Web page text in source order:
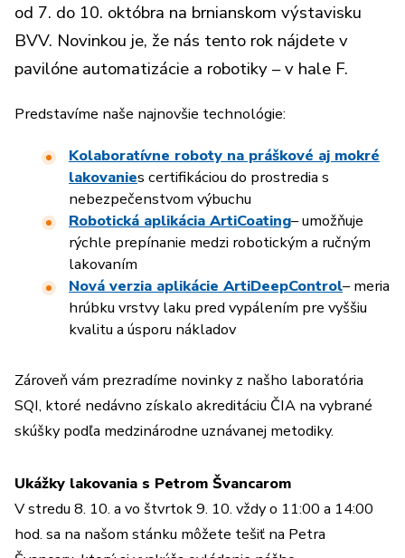
od 7. do 10. októbra na brnianskom výstavisku
BVV. Novinkou je, že nás tento rok nájdete v
pavilóne automatizácie a robotiky – v hale F.
Predstavíme naše najnovšie technológie:
Kolaboratívne roboty na práškové aj mokré
lakovanies certifikáciou do prostredia s
nebezpečenstvom výbuchu
Robotická aplikácia ArtiCoating– umožňuje
rýchle prepínanie medzi robotickým a ručným
lakovaním
Nová verzia aplikácie ArtiDeepControl– meria
hrúbku vrstvy laku pred vypálením pre vyššiu
kvalitu a úsporu nákladov
Zároveň vám prezradíme novinky z našho laboratória
SQI, ktoré nedávno získalo akreditáciu ČIA na vybrané
skúšky podľa medzinárodne uznávanej metodiky.
Ukážky lakovania s Petrom Švancarom
V stredu 8. 10. a vo štvrtok 9. 10. vždy o 11:00 a 14:00
hod. sa na našom stánku môžete tešiť na Petra